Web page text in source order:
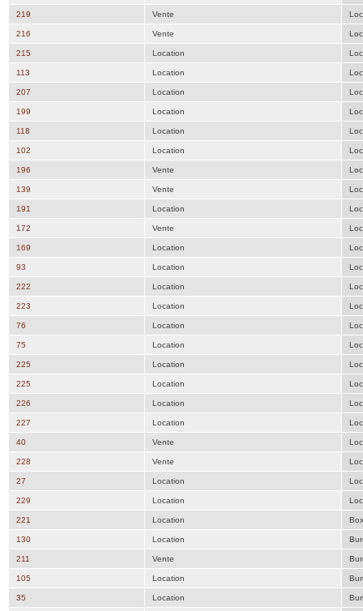
219 Vente
216 Vente
215 Location
113 Location
207 Location
199 Location
118 Location
102 Location
196 Vente
139 Vente
191 Location
172 Vente
169 Location
93 Location
222 Location
223 Location
76 Location
75 Location
225 Location
225 Location
226 Location
227 Location
40 Vente
228 Vente
27 Location
229 Location
221 Location Box
130 Location
211 Vente
105 Location
35 Location